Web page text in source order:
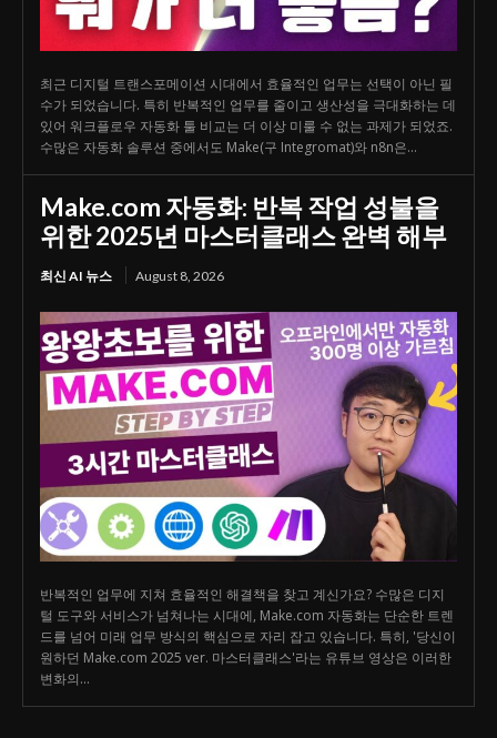
최근 디지털 트랜스포메이션 시대에서 효율적인 업무는 선택이 아닌 필
수가 되었습니다. 특히 반복적인 업무를 줄이고 생산성을 극대화하는 데
있어 워크플로우 자동화 툴 비교는 더 이상 미룰 수 없는 과제가 되었죠.
수많은 자동화 솔루션 중에서도 Make(구 Integromat)와 n8n은...
Make.com 자동화: 반복 작업 성불을
위한 2025년 마스터클래스 완벽 해부
최신 AI 뉴스 August 8, 2026
반복적인 업무에 지쳐 효율적인 해결책을 찾고 계신가요? 수많은 디지
털 도구와 서비스가 넘쳐나는 시대에, Make.com 자동화는 단순한 트렌
드를 넘어 미래 업무 방식의 핵심으로 자리 잡고 있습니다. 특히, '당신이
원하던 Make.com 2025 ver. 마스터클래스'라는 유튜브 영상은 이러한
변화의...